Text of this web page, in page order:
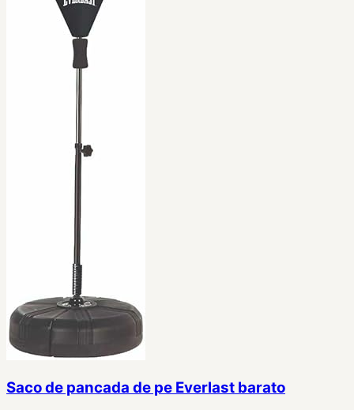
Saco de pancada de pe Everlast barato